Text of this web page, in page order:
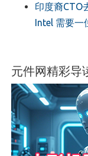
印度裔CTO
Intel 需要一
元件网精彩导